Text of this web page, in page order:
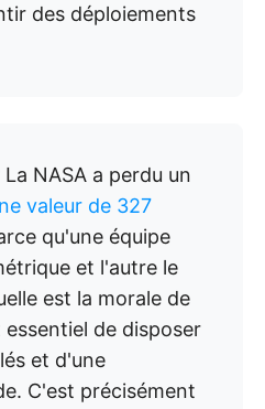
des déploiements
La NASA a perdu un
valeur de 327
qu'une équipe
et l'autre le
est la morale de
de disposer
et d'une
C'est précisément